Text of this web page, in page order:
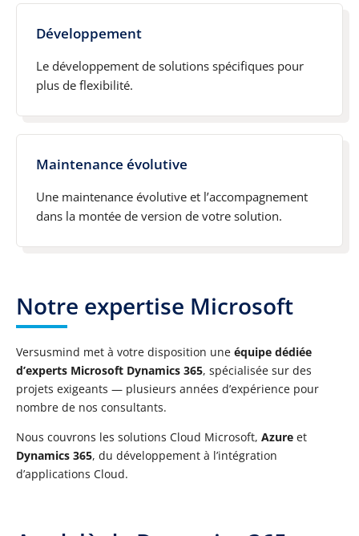
Développement
Le développement de solutions spécifiques pour
plus de flexibilité.
Maintenance évolutive
Une maintenance évolutive et l’accompagnement
dans la montée de version de votre solution.
Notre expertise Microsoft
Versusmind met à votre disposition une équipe dédiée
d’experts Microsoft Dynamics 365, spécialisée sur des
projets exigeants — plusieurs années d’expérience pour
nombre de nos consultants.
Nous couvrons les solutions Cloud Microsoft, Azure et
Dynamics 365, du développement à l’intégration
d’applications Cloud.